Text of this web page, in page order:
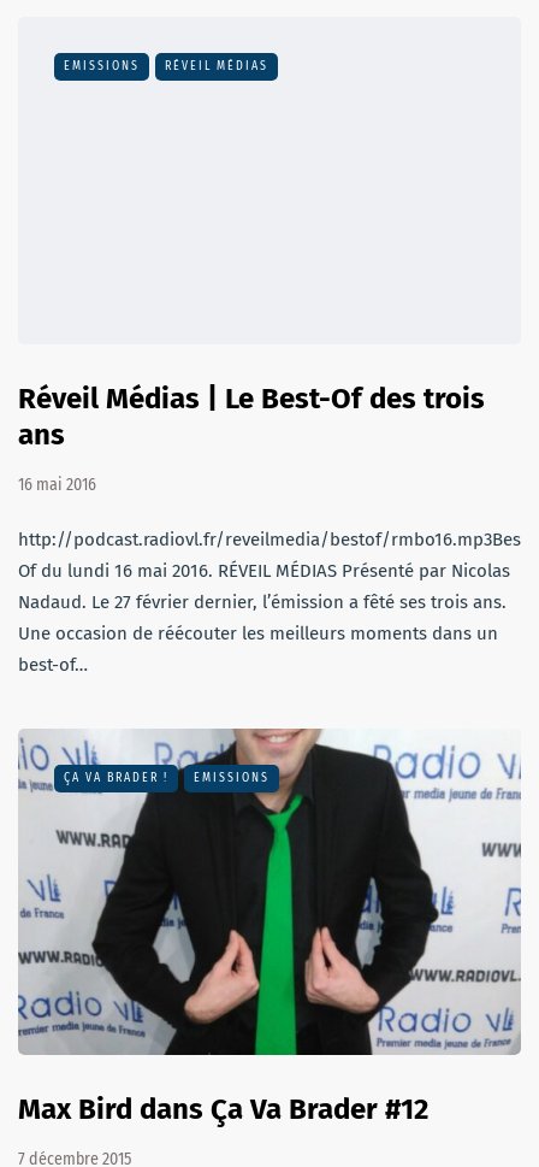
EMISSIONS RÉVEIL MÉDIAS
Réveil Médias | Le Best-Of des trois
ans
16 mai 2016
http://podcast.radiovl.fr/reveilmedia/bestof/rmbo16.mp3Best-
Of du lundi 16 mai 2016. RÉVEIL MÉDIAS Présenté par Nicolas
Nadaud. Le 27 février dernier, l’émission a fêté ses trois ans.
Une occasion de réécouter les meilleurs moments dans un
best-of…
ÇA VA BRADER ! EMISSIONS
Max Bird dans Ça Va Brader #12
7 décembre 2015